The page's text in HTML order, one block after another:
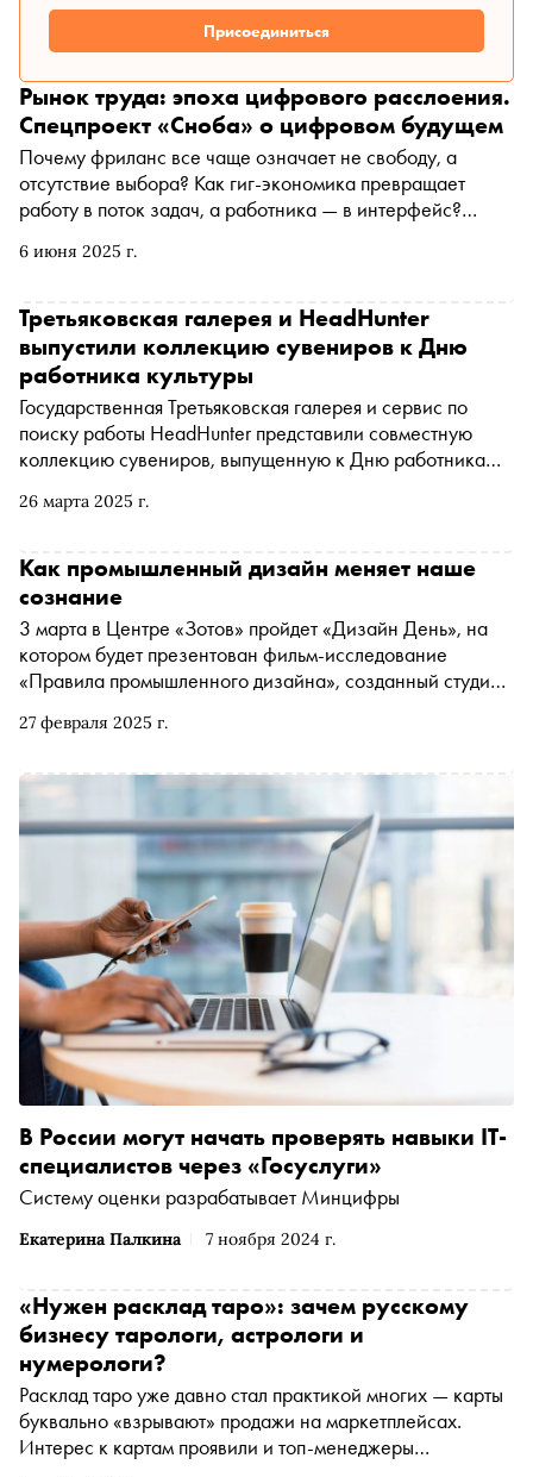
Присоединиться
6 июня 2025 г.
Рынок труда: эпоха цифрового расслоения.
Спецпроект «Сноба» о цифровом будущем
Почему фриланс все чаще означает не свободу, а
отсутствие выбора? Как гиг-экономика превращает
работу в поток задач, а работника — в интерфейс?
одиночества? И правда ли, что труд теперь — не
спецпроекта «Сноба» о цифровом будущем. Мы
говорим о главном ресурсе современности — работе, и
о том, как цифровизация переписывает ее заново: без
офисов, пробок и понедельников — но и без гарантий
26 марта 2025 г.
Третьяковская галерея и HeadHunter
выпустили коллекцию сувениров к Дню
работника культуры
Государственная Третьяковская галерея и сервис по
поиску работы HeadHunter представили совместную
коллекцию сувениров, выпущенную к Дню работника
27 февраля 2025 г.
Как промышленный дизайн меняет наше
сознание
3 марта в Центре «Зотов» пройдет «Дизайн День», на
котором будет презентован фильм-исследование
«Правила промышленного дизайна», созданный студией
экспертами. Этот сектор становится важнейшим
успех компаний через инновационный подход к
пользовательскому опыту и эмоциям. «Сноб»
разбирается, как промышленный дизайн помогает
органично вписывать в окружающую среду предметы,
адаптировать их под запросы общества и формировать
отношение к компании
Екатерина Палкина 7 ноября 2024 г.
В России могут начать проверять навыки IT-
специалистов через «Госуслуги»
Систему оценки разрабатывает Минцифры
«Нужен расклад таро»: зачем русскому
бизнесу тарологи, астрологи и
нумерологи?
Расклад таро уже давно стал практикой многих — карты
буквально «взрывают» продажи на маркетплейсах.
Интерес к картам проявили и топ-менеджеры